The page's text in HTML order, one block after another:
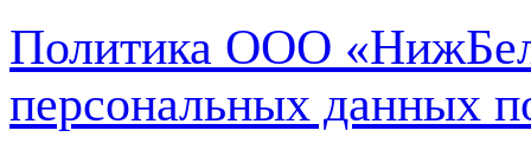
Политика ООО
персональных данных